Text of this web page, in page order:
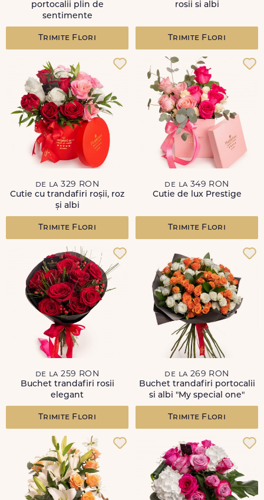
portocalii plin de
sentimente
Trimite Flori
rosii si albi
Trimite Flori
de la 329 RON
Cutie cu trandafiri roșii, roz
și albi
Trimite Flori
de la 349 RON
Cutie de lux Prestige
Trimite Flori
de la 259 RON
Buchet trandafiri rosii
elegant
Trimite Flori
de la 269 RON
Buchet trandafiri portocalii
si albi "My special one"
Trimite Flori